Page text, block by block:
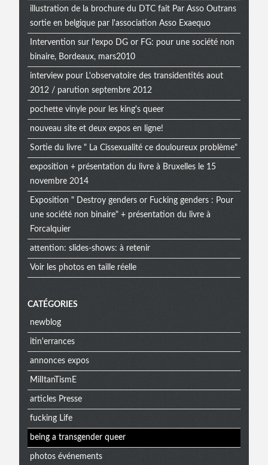
illustration de la brochure du DTC fait Par Asso Outrans
sortie en belgique par l'association Asso Exaequo
Intervention sur l'expo DG or FG: pour une société non
binaire, Bordeaux, mars2010
interview pour L'observatoire des transidentités aout
2012 / parution septembre 2012
pochette vinyle pour les king's queer
nouveau site et deux expos en ligne!
Sortie du livre " La Cissexualité ce douloureux problème"
exposition + présentation du livre à Bruxelles le 15
novembre 2014
Exposition " Destroy genders or Fucking genders : Pour
une société non binaire" + présentation du livre à
Forcalquier
attention: slides-shows: à retenir
Voir les photos en taille réelle
CATÉGORIES
newblog
itin'errances
annonces expos
MilItanTismE
articles Presse
fucking Life
being a transgender queer
photos événements